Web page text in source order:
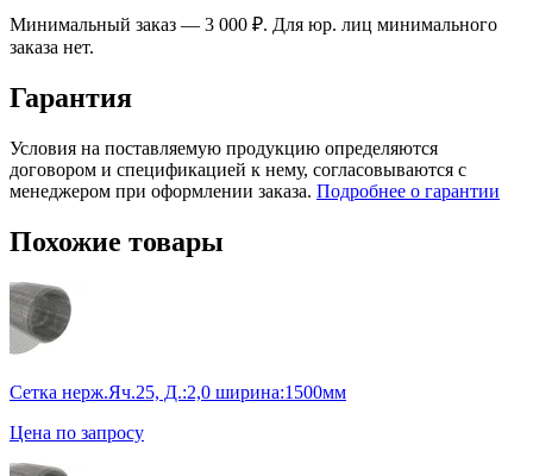
Минимальный заказ — 3 000 ₽. Для юр. лиц минимального
заказа нет.
Гарантия
Условия на поставляемую продукцию определяются
договором и спецификацией к нему, согласовываются с
менеджером при оформлении заказа. Подробнее о гарантии
Похожие товары
Сетка нерж.Яч.25, Д.:2,0 ширина:1500мм
Цена по запросу